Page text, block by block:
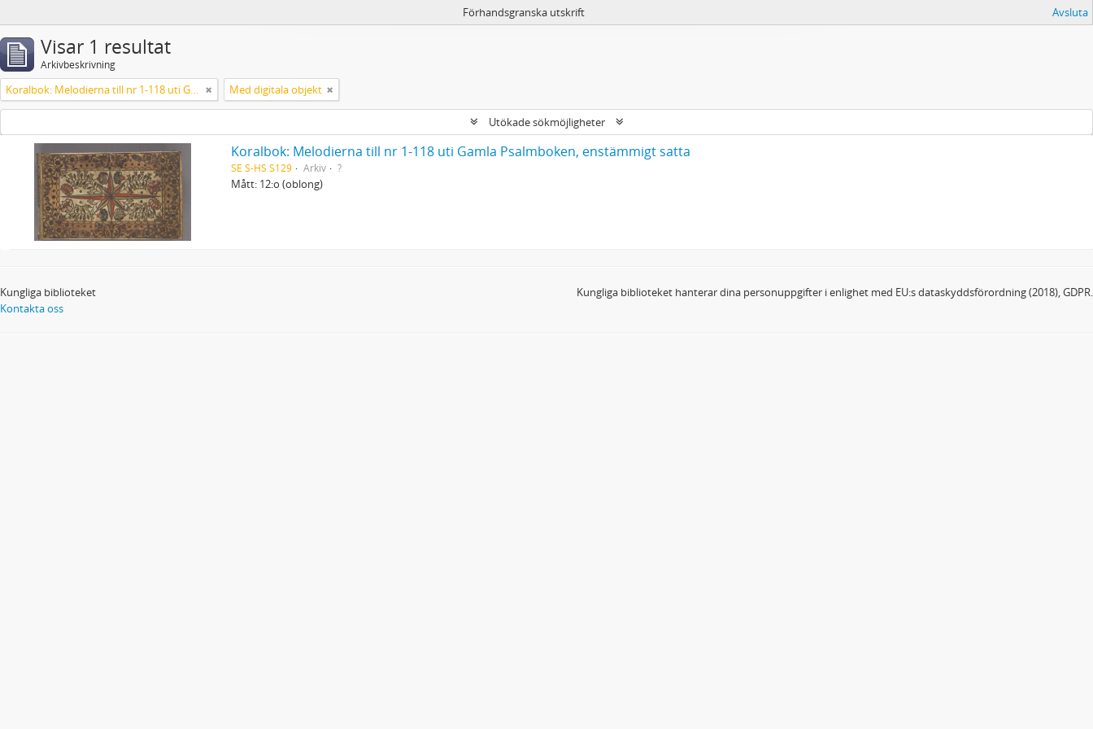
Förhandsgranska utskrift Avsluta
Visar 1 resultat
Arkivbeskrivning
Koralbok: Melodierna till nr 1-118 uti Gamla Psalmboken, enstämmigt satta Med digitala objekt
Utökade sökmöjligheter
Koralbok: Melodierna till nr 1-118 uti Gamla Psalmboken, enstämmigt satta
SE S-HS S129 Arkiv ?
Mått: 12:o (oblong)
Kungliga biblioteket
Kontakta oss
Kungliga biblioteket hanterar dina personuppgifter i enlighet med EU:s dataskyddsförordning (2018), GDPR.